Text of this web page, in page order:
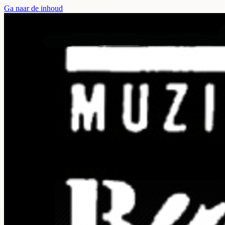
Ga naar de inhoud